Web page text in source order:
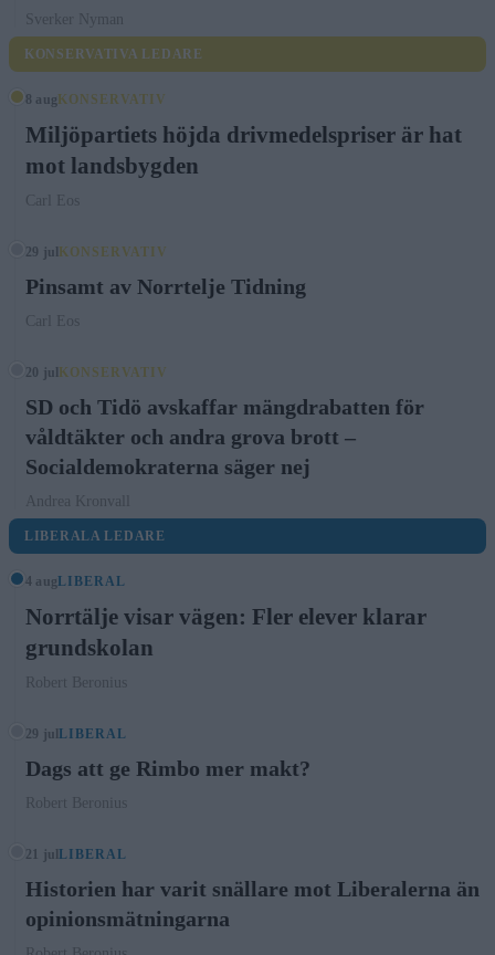
Sverker Nyman
KONSERVATIVA LEDARE
8 aug KONSERVATIV
Miljöpartiets höjda drivmedelspriser är hat
mot landsbygden
Carl Eos
29 jul KONSERVATIV
Pinsamt av Norrtelje Tidning
Carl Eos
20 jul KONSERVATIV
SD och Tidö avskaffar mängdrabatten för
våldtäkter och andra grova brott –
Socialdemokraterna säger nej
Andrea Kronvall
LIBERALA LEDARE
4 aug LIBERAL
Norrtälje visar vägen: Fler elever klarar
grundskolan
Robert Beronius
29 julLIBERAL
Dags att ge Rimbo mer makt?
Robert Beronius
21 julLIBERAL
Historien har varit snällare mot Liberalerna än
opinionsmätningarna